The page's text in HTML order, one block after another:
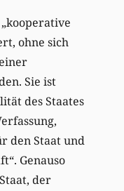
ohne sich
Sie ist
des Staates
den Staat und
Genauso
der